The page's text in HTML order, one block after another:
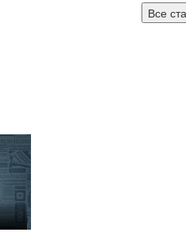
Все